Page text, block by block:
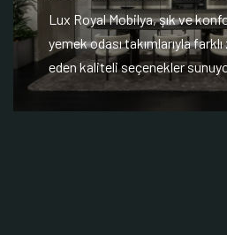
Lux Royal Mobilya, şık ve
yemek odası takımlarıyla
eden kaliteli seçenekler